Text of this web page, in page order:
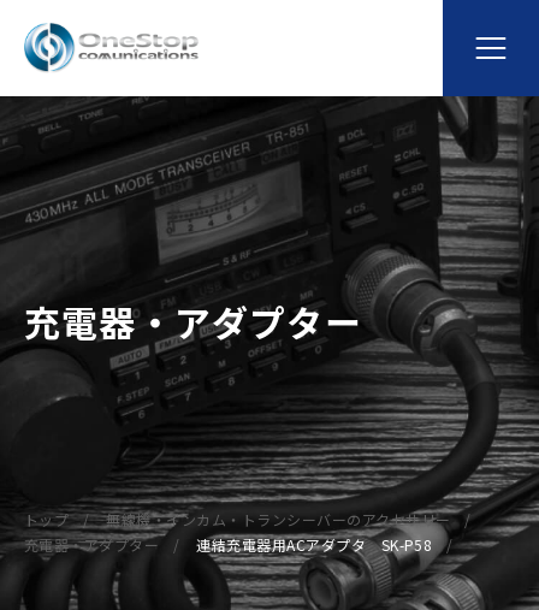
充電器・アダプター
トップ
無線機・インカム・トランシーバーのアクセサリー
充電器・アダプター
連結充電器用ACアダプタ SK-P58